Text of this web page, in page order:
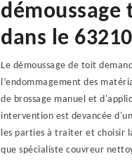
démoussage
dans le 63210
Le démoussage de toit
l’endommagement des
de brossage manuel et
intervention est devancée
les parties à traiter et choisir
que spécialiste couvreur